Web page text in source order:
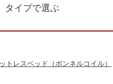
タイプで選ぶ
トレスベッド（ボンネルコイル）